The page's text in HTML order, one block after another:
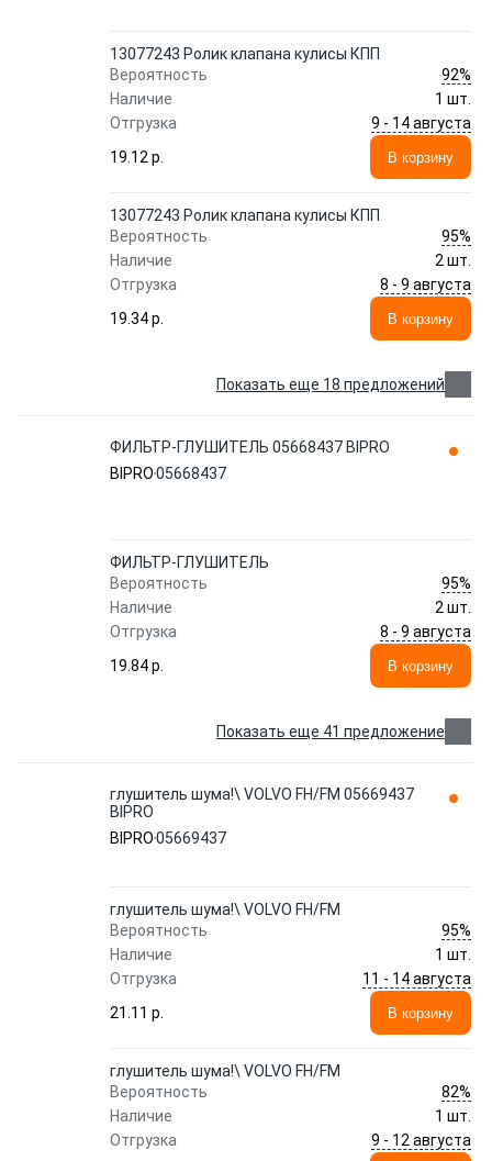
13077243 Ролик клапана кулисы КПП
Вероятность
92%
Наличие
1 шт.
Отгрузка
9 - 14 августа
19.12 p.
В корзину
13077243 Ролик клапана кулисы КПП
Вероятность
95%
Наличие
2 шт.
Отгрузка
8 - 9 августа
19.34 p.
В корзину
Показать еще 18 предложений
ФИЛЬТР-ГЛУШИТЕЛЬ 05668437 BIPRO
BIPRO05668437
ФИЛЬТР-ГЛУШИТЕЛЬ
Вероятность
95%
Наличие
2 шт.
Отгрузка
8 - 9 августа
19.84 p.
В корзину
Показать еще 41 предложение
глушитель шума!\ VOLVO FH/FM 05669437
BIPRO
BIPRO05669437
глушитель шума!\ VOLVO FH/FM
Вероятность
95%
Наличие
1 шт.
Отгрузка
11 - 14 августа
21.11 p.
В корзину
глушитель шума!\ VOLVO FH/FM
Вероятность
82%
Наличие
1 шт.
Отгрузка
9 - 12 августа